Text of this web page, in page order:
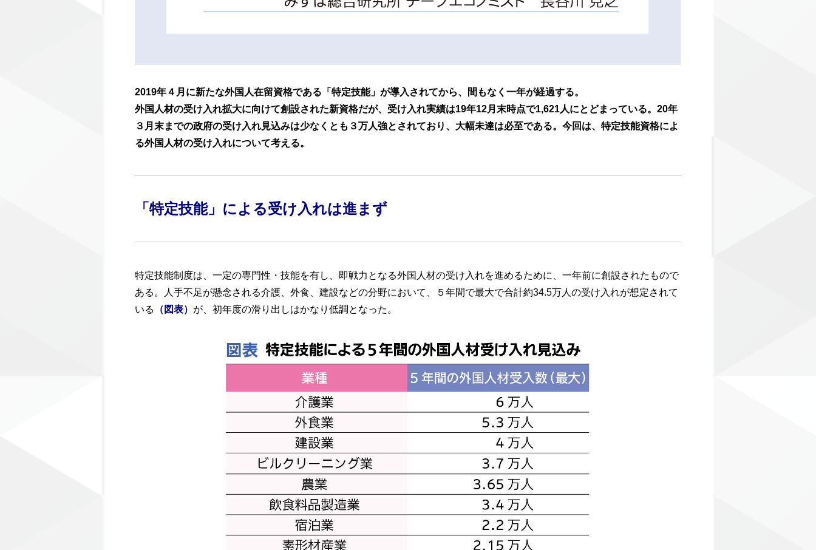
2019年４月に新たな外国人在留資格である「特定技能」が導入されてから、間もなく一年が経過する。
外国人材の受け入れ拡大に向けて創設された新資格だが、受け入れ実績は19年12月末時点で1,621人にとどまっている。20年
３月末までの政府の受け入れ見込みは少なくとも３万人強とされており、大幅未達は必至である。今回は、特定技能資格によ
る外国人材の受け入れについて考える。
「特定技能」による受け入れは進まず
特定技能制度は、一定の専門性・技能を有し、即戦力となる外国人材の受け入れを進めるために、一年前に創設されたもので
ある。人手不足が懸念される介護、外食、建設などの分野において、５年間で最大で合計約34.5万人の受け入れが想定されて
いる
（図表） が、初年度の滑り出しはかなり低調となった。